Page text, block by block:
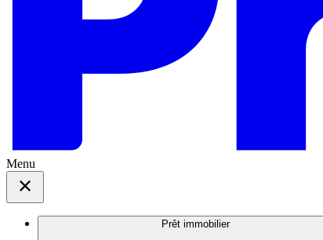
Menu
Prêt immobilier